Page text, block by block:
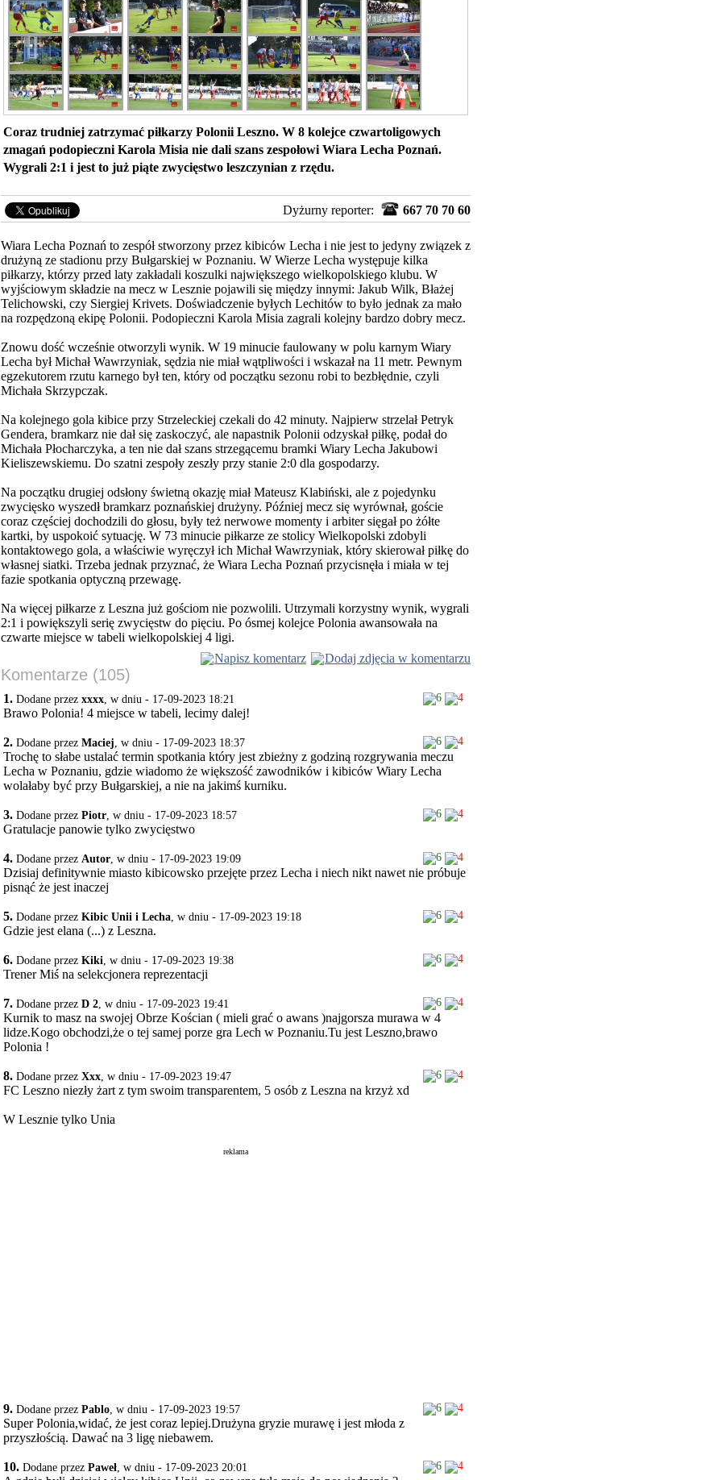
Coraz trudniej zatrzymać piłkarzy Polonii Leszno. W 8 kolejce czwartoligowych
zmagań podopieczni Karola Misia nie dali szans zespołowi Wiara Lecha Poznań.
Wygrali 2:1 i jest to już piąte zwycięstwo leszczynian z rzędu.
Dyżurny reporter: 667 70 70 60
Wiara Lecha Poznań to zespół stworzony przez kibiców Lecha i nie jest to jedyny związek z
drużyną ze stadionu przy Bułgarskiej w Poznaniu. W Wierze Lecha występuje kilka
piłkarzy, którzy przed laty zakładali koszulki największego wielkopolskiego klubu. W
wyjściowym składzie na mecz w Lesznie pojawili się między innymi: Jakub Wilk, Błażej
Telichowski, czy Siergiej Krivets. Doświadczenie byłych Lechitów to było jednak za mało
na rozpędzoną ekipę Polonii. Podopieczni Karola Misia zagrali kolejny bardzo dobry mecz.
Znowu dość wcześnie otworzyli wynik. W 19 minucie faulowany w polu karnym Wiary
Lecha był Michał Wawrzyniak, sędzia nie miał wątpliwości i wskazał na 11 metr. Pewnym
egzekutorem rzutu karnego był ten, który od początku sezonu robi to bezbłędnie, czyli
Michała Skrzypczak.
Na kolejnego gola kibice przy Strzeleckiej czekali do 42 minuty. Najpierw strzelał Petryk
Gendera, bramkarz nie dał się zaskoczyć, ale napastnik Polonii odzyskał piłkę, podał do
Michała Płocharczyka, a ten nie dał szans strzegącemu bramki Wiary Lecha Jakubowi
Kieliszewskiemu. Do szatni zespoły zeszły przy stanie 2:0 dla gospodarzy.
Na początku drugiej odsłony świetną okazję miał Mateusz Klabiński, ale z pojedynku
zwycięsko wyszedł bramkarz poznańskiej drużyny. Później mecz się wyrównał, goście
coraz częściej dochodzili do głosu, były też nerwowe momenty i arbiter sięgał po żółte
kartki, by uspokoić sytuację. W 73 minucie piłkarze ze stolicy Wielkopolski zdobyli
kontaktowego gola, a właściwie wyręczył ich Michał Wawrzyniak, który skierował piłkę do
własnej siatki. Trzeba jednak przyznać, że Wiara Lecha Poznań przycisnęła i miała w tej
fazie spotkania optyczną przewagę.
Na więcej piłkarze z Leszna już gościom nie pozwolili. Utrzymali korzystny wynik, wygrali
2:1 i powiększyli serię zwycięstw do pięciu. Po ósmej kolejce Polonia awansowała na
czwarte miejsce w tabeli wielkopolskiej 4 ligi.
Napisz komentarz
Dodaj zdjęcia w komentarzu
Komentarze (105)
1. Dodane przez xxxx, w dniu - 17-09-2023 18:21 6 4
Brawo Polonia! 4 miejsce w tabeli, lecimy dalej!
2. Dodane przez Maciej, w dniu - 17-09-2023 18:37 6 4
Trochę to słabe ustalać termin spotkania który jest zbieżny z godziną rozgrywania meczu
Lecha w Poznaniu, gdzie wiadomo że większość zawodników i kibiców Wiary Lecha
wolałaby być przy Bułgarskiej, a nie na jakimś kurniku.
3. Dodane przez Piotr, w dniu - 17-09-2023 18:57 6 4
Gratulacje panowie tylko zwycięstwo
4. Dodane przez Autor, w dniu - 17-09-2023 19:09 6 4
Dzisiaj definitywnie miasto kibicowsko przejęte przez Lecha i niech nikt nawet nie próbuje
pisnąć że jest inaczej
5. Dodane przez Kibic Unii i Lecha, w dniu - 17-09-2023 19:18 6 4
Gdzie jest elana (...) z Leszna.
6. Dodane przez Kiki, w dniu - 17-09-2023 19:38 6 4
Trener Miś na selekcjonera reprezentacji
7. Dodane przez D 2, w dniu - 17-09-2023 19:41 6 4
Kurnik to masz na swojej Obrze Kościan ( mieli grać o awans )najgorsza murawa w 4
lidze.Kogo obchodzi,że o tej samej porze gra Lech w Poznaniu.Tu jest Leszno,brawo
Polonia !
8. Dodane przez Xxx, w dniu - 17-09-2023 19:47 6 4
FC Leszno niezły żart z tym swoim transparentem, 5 osób z Leszna na krzyż xd
W Lesznie tylko Unia
reklama
9. Dodane przez Pablo, w dniu - 17-09-2023 19:57 6 4
Super Polonia,widać, że jest coraz lepiej.Drużyna gryzie murawę i jest młoda z
przyszłością. Dawać na 3 ligę niebawem.
10. Dodane przez Paweł, w dniu - 17-09-2023 20:01 6 4